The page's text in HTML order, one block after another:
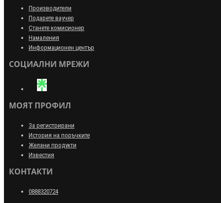
Производители
Подарете ваучер
Станете комисионер
Намаления
Информационен център
СОЦИАЛНИ МРЕЖИ
МОЯТ ПРОФИЛ
За регистрирани
История на поръчките
Желани продукти
Известия
КОНТАКТИ
0888320724